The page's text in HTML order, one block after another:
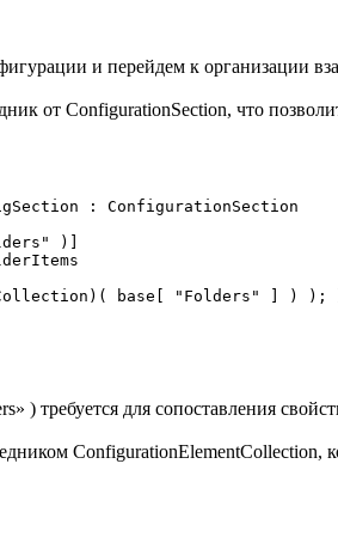
и перейдем к организации
от ConfigurationSection, что
: ConfigurationSection
)]
base[ "Folders" ] ) );
) требуется для сопоставления